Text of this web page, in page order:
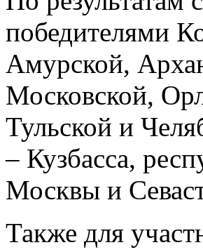
победителями
Амурской,
Московской,
Тульской и
– Кузбасса,
Москвы и
Также для